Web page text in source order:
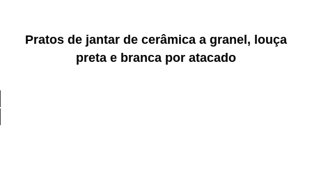
Pratos de jantar de cerâmica a granel, louça
preta e branca por atacado